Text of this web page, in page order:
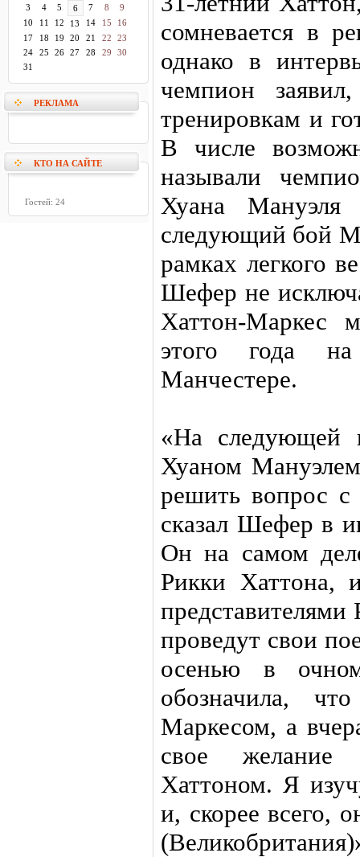
3
4 5 6 7 8
9
10
11 12 13 14 15
16
17
18 19 20 21 22
23
24
25 26 27 28 29
30
31
РЕКЛАМА
КТО НА САЙТЕ
Гостей: 24
сомневается в
однако в
чемпион
тренировкам и
В числе
называли
Хуана
следующий бой
рамках легкого
Шефер не
Хаттон-Маркес
этого года
Манчестере.
«На следующей
Хуаном
решить вопрос
сказал Шефер в
Он на самом
Рикки Хаттона,
проведут свои
осенью в
обозначила,
Маркесом, а
свое желание
Хаттоном. Я
и, скорее всего,